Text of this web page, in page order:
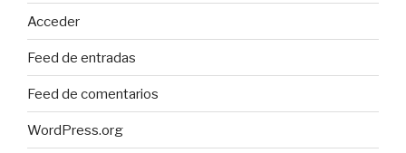
Acceder
Feed de entradas
Feed de comentarios
WordPress.org